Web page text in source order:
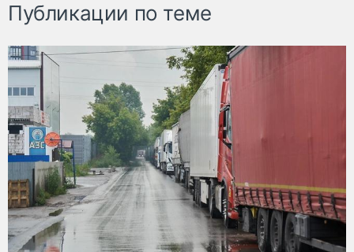
Публикации по теме